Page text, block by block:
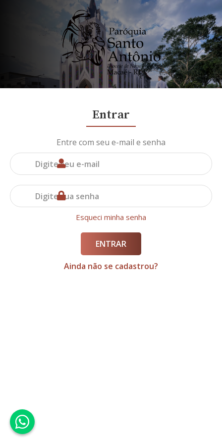
Entrar
Entre com seu e-mail e senha
Esqueci minha senha
ENTRAR
Ainda não se cadastrou?